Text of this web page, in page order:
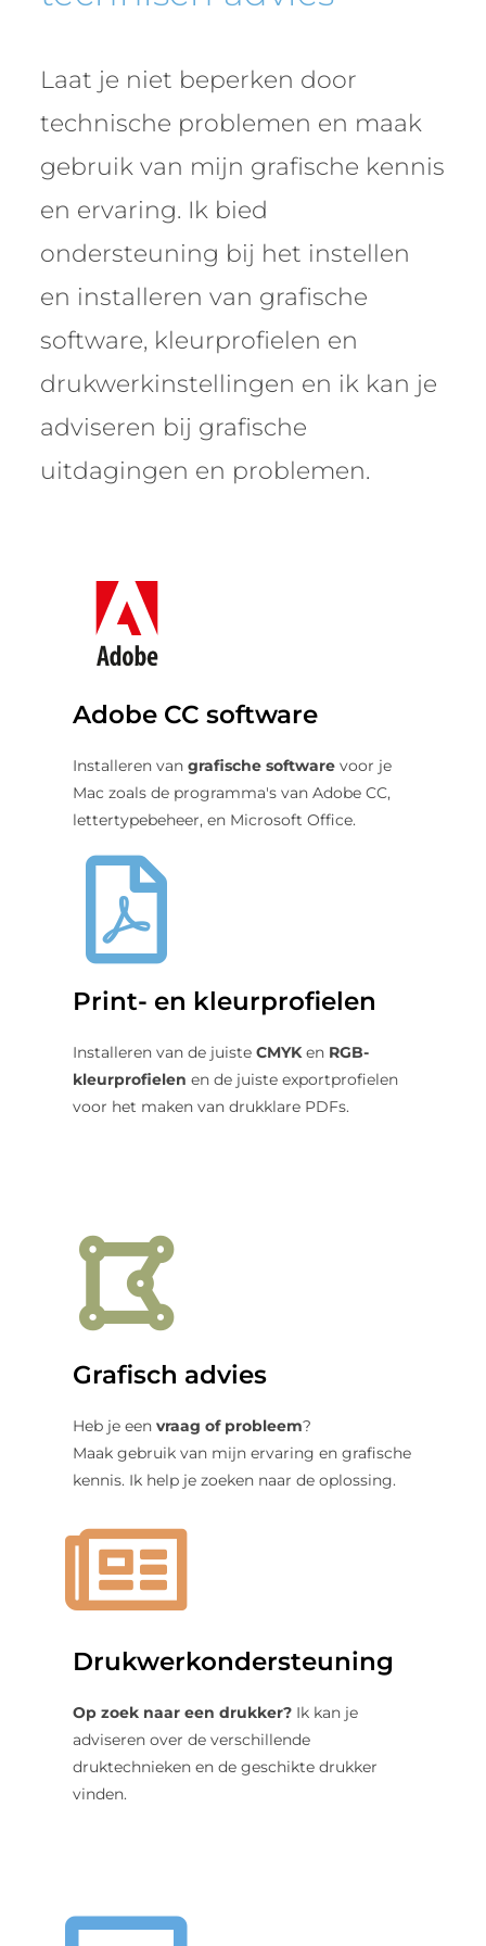
Laat je niet beperken door
technische problemen en maak
gebruik van mijn grafische kennis
en ervaring. Ik bied
ondersteuning bij het instellen
en installeren van grafische
software, kleurprofielen en
drukwerkinstellingen en ik kan je
adviseren bij grafische
uitdagingen en problemen.
Adobe CC software
Installeren van grafische softwarevoor je
Mac zoals de programma's van Adobe CC,
lettertypebeheer, en Microsoft Office.
Print- en kleurprofielen
Installeren van de juiste CMYKen RGB-
kleurprofielen en de juiste exportprofielen
voor het maken van drukklare PDFs.
Grafisch advies
Heb je een vraag of probleem?
Maak gebruik van mijn ervaring en grafische
kennis. Ik help je zoeken naar de oplossing.
Drukwerkondersteuning
Op zoek naar een drukker?Ik kan je
adviseren over de verschillende
druktechnieken en de geschikte drukker
vinden.